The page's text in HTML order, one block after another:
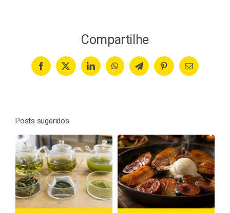
Compartilhe
Facebook
X LinkedInWhatsAppTelegramPinterestEmail
Posts sugeridos